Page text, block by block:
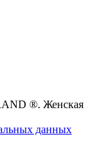
®. Женская
данных